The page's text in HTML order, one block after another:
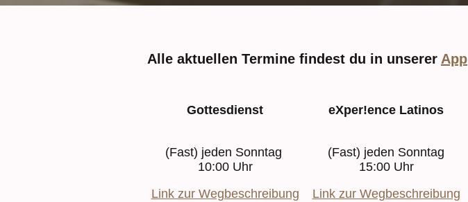
Alle aktuellen Termine findest du in unserer App
Gottesdienst
(Fast) jeden Sonntag
10:00 Uhr
Link zur Wegbeschreibung
eXper!ence Latinos
(Fast) jeden Sonntag
15:00 Uhr
Link zur Wegbeschreibung